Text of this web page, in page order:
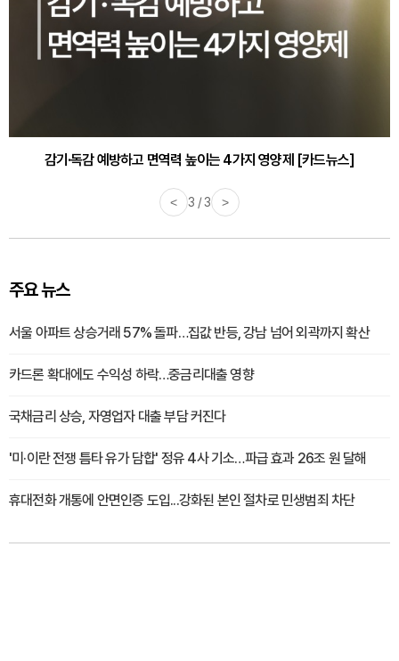
바쁜 아침, 공복에 먹기 좋은 과일 4가지 [카드뉴스]
감기·독감 예방하고 면역력 높이는 4가지 영양제 [카드뉴스]
< 3 / 3 >
주요 뉴스
서울 아파트 상승거래 57% 돌파…집값 반등, 강남 넘어 외곽까지 확산
카드론 확대에도 수익성 하락…중금리대출 영향
국채금리 상승, 자영업자 대출 부담 커진다
'미·이란 전쟁 틈타 유가 담합' 정유 4사 기소…파급 효과 26조 원 달해
휴대전화 개통에 안면인증 도입...강화된 본인 절차로 민생범죄 차단